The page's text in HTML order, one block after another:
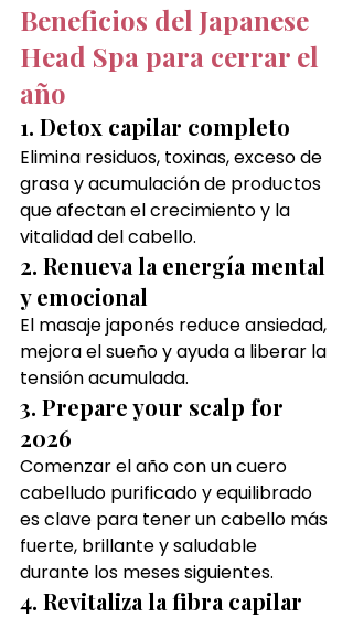
Beneficios del Japanese
Head Spa para cerrar el
año
1. Detox capilar completo
Elimina residuos, toxinas, exceso de
grasa y acumulación de productos
que afectan el crecimiento y la
vitalidad del cabello.
2. Renueva la energía mental
y emocional
El masaje japonés reduce ansiedad,
mejora el sueño y ayuda a liberar la
tensión acumulada.
3. Prepare your scalp for
2026
Comenzar el año con un cuero
cabelludo purificado y equilibrado
es clave para tener un cabello más
fuerte, brillante y saludable
durante los meses siguientes.
4. Revitaliza la fibra capilar